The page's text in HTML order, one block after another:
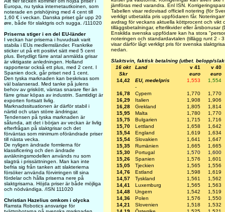
Europa, nu tyska internetautkoinen, som
noterade en prishöjning med 4 cent till
1,60 € i veckan. Danska priset går upp 20
øre, både för slaktgris och sugga. /111020
Priserna stiger i en del EU-länder
I veckan har priserna i huvudsak varit
stabila i EUs medlemsländer. Frankrike
sticker ut på ett positivt sätt med 5 cent
plus. Betydligt färre antal anmälda grisar
är viktigaste anledningen. Holland
rapporterar också ett plus, med 2 cent. I
Spanien dock, går priset ned 1 cent.
Den tyska marknaden kan beskrivas som
väl balanserad. Med tanke på julens
behov av griskött, väntas snarare fler än
färre grisar köpas av industrin. Samtidigt är
exporten fortsatt livlig.
Marknadssituationen är därför stabil i
närtid och utan större ändringar.
Tendensen på tyska marknaden är
sålunda, att det i början av veckan är livlig
efterfrågan på slaktgrisar och det
förväntas som minimum oförändrade priser
till nästa vecka.
De nyligen ändrade formlerna för
klassificering och den ändrade
avräkningsmodellen används nu som
slagträ i prissättningen. Man kan inte
befria sig från tanken att slakterierna
försöker använda förvirringen till sina
fördelar och hålla priserna nere på
slaktgrisarna. Höjda priser är både möjliga
och nödvändiga. /ISN 111020
Christian Hazelius omkom i olycka
Ramsta Robotics ansvarige för
jämföras med varandra. Enl ISN.
Tabellen visar redovisad officiell notering (för
verkligt utbetalda pris uppfödaren får.
avdrag för veckans aktuella köttprocent och vikt
tilläggsbetalningar, efterlikvider eller årsbonusar
Enskilda svenska uppfödare kan ha stora
noteringen och standardavtalen (tillägg runt 2 -
visar därför lågt verkligt pris för svenska
nedan.
Slaktsvin, faktisk betalning (utbet. belopp/
16 okt
Land v 41
v 40
Skr
euro
euro
14,42
EU, medelpris 1,553
1,554
-
16,78
Cypern 1,770
1,770
16,29
Italien 1,908
1,906
16,28
Grekland 1,805
1,814
15,95
Malta 1,780
1,770
15,75
Bulgarien 1,715
1,716
15,70
Lettland 1,658
1,642
15,54
England 1,619
1,634
15,54
Slovakien 1,641
1,647
15,35
Rumänien 1,665
1,665
15,30
Portugal 1,570
1,600
15,26
Spanien 1,576
1,601
15,05
Tjeckien 1,565
1,556
14,76
Estland 1,598
1,619
14,57
Tyskland 1,561
1,562
14,41
Luxemburg 1,565
1,563
14,48
Ungern 1,542
1,519
14,36
Polen 1,576
1,550
14,21
Slovenien 1,518
1,532